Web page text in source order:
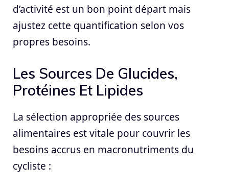
d’activité est un bon point départ mais
ajustez cette quantification selon vos
propres besoins.
Les Sources De Glucides,
Protéines Et Lipides
La sélection appropriée des sources
alimentaires est vitale pour couvrir les
besoins accrus en macronutriments du
cycliste :